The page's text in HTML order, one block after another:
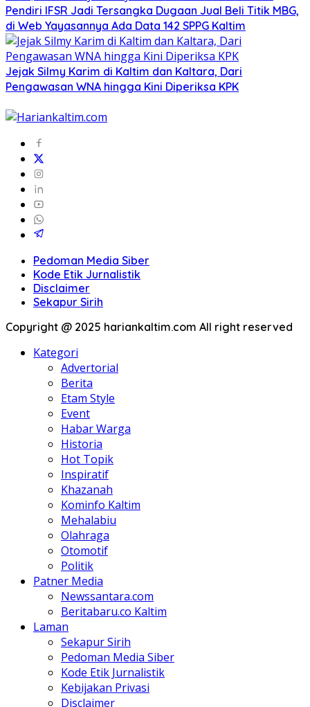
Pendiri IFSR Jadi Tersangka Dugaan Jual Beli Titik MBG,
di Web Yayasannya Ada Data 142 SPPG Kaltim
Jejak Silmy Karim di Kaltim dan Kaltara, Dari
Pengawasan WNA hingga Kini Diperiksa KPK
Pedoman Media Siber
Kode Etik Jurnalistik
Disclaimer
Sekapur Sirih
Copyright @ 2025 hariankaltim.com All right reserved
Kategori
Advertorial
Berita
Etam Style
Event
Habar Warga
Historia
Hot Topik
Inspiratif
Khazanah
Kominfo Kaltim
Mehalabiu
Olahraga
Otomotif
Politik
Patner Media
Newssantara.com
Beritabaru.co Kaltim
Laman
Sekapur Sirih
Pedoman Media Siber
Kode Etik Jurnalistik
Kebijakan Privasi
Disclaimer